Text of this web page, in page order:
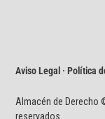
Aviso Legal · Política
Almacén de Derecho
reservados